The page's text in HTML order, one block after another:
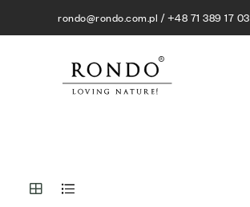
rondo@rondo.com.pl / +48 71 389 17 03